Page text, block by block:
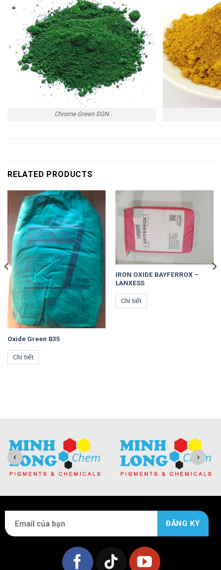
Chrome Green SGN
RELATED PRODUCTS
Oxide Green 835
Chi tiết
IRON OXIDE BAYFERROX –
LANXESS
Chi tiết